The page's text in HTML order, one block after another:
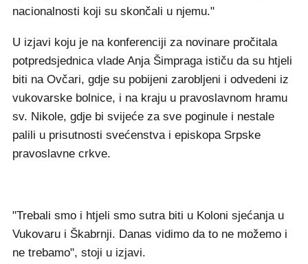
nacionalnosti koji su skončali u njemu."
U izjavi koju je na konferenciji za novinare pročitala
potpredsjednica vlade Anja Šimpraga ističu da su htjeli
biti na Ovčari, gdje su pobijeni zarobljeni i odvedeni iz
vukovarske bolnice, i na kraju u pravoslavnom hramu
sv. Nikole, gdje bi svijeće za sve poginule i nestale
palili u prisutnosti svećenstva i episkopa Srpske
pravoslavne crkve.
"Trebali smo i htjeli smo sutra biti u Koloni sjećanja u
Vukovaru i Škabrnji. Danas vidimo da to ne možemo i
ne trebamo", stoji u izjavi.